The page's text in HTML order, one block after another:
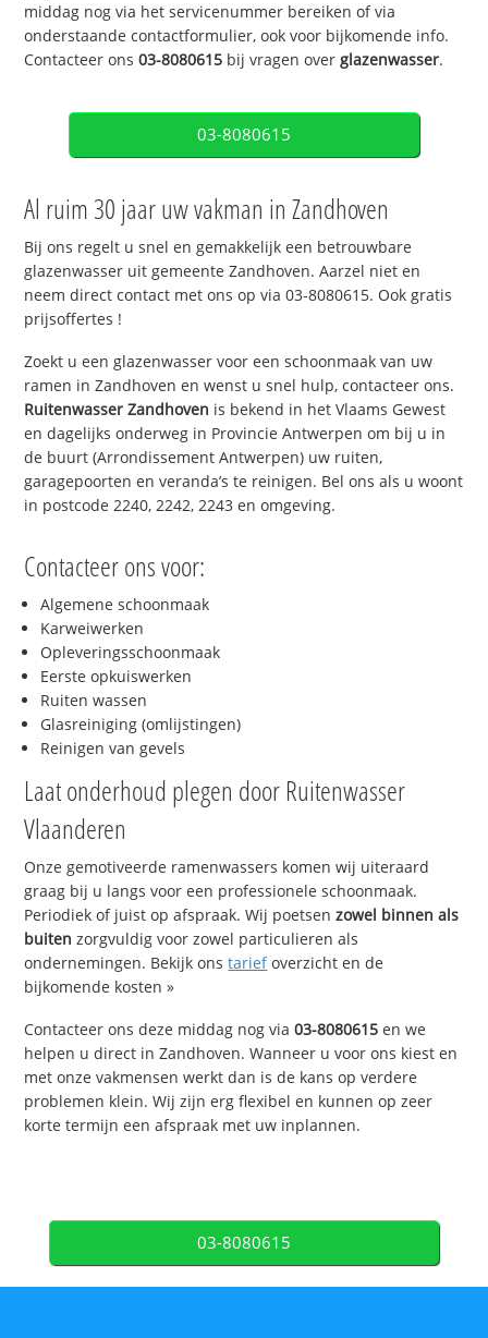
middag nog via het servicenummer bereiken of via
onderstaande contactformulier, ook voor bijkomende info.
Contacteer ons03-8080615 bij vragen overglazenwasser.
03-8080615
Al ruim 30 jaar uw vakman in Zandhoven
Bij ons regelt u snel en gemakkelijk een betrouwbare
glazenwasser uit gemeente Zandhoven. Aarzel niet en
neem direct contact met ons op via 03-8080615. Ook gratis
prijsoffertes !
Zoekt u een glazenwasser voor een schoonmaak van uw
ramen in Zandhoven en wenst u snel hulp, contacteer ons.
Ruitenwasser Zandhoven is bekend in het Vlaams Gewest
en dagelijks onderweg in Provincie Antwerpen om bij u in
de buurt (Arrondissement Antwerpen) uw ruiten,
garagepoorten en veranda’s te reinigen. Bel ons als u woont
in postcode 2240, 2242, 2243 en omgeving.
Contacteer ons voor:
Algemene schoonmaak
Karweiwerken
Opleveringsschoonmaak
Eerste opkuiswerken
Ruiten wassen
Glasreiniging (omlijstingen)
Reinigen van gevels
Laat onderhoud plegen door Ruitenwasser
Vlaanderen
Onze gemotiveerde ramenwassers komen wij uiteraard
graag bij u langs voor een professionele schoonmaak.
Periodiek of juist op afspraak. Wij poetsenzowel binnen als
buiten zorgvuldig voor zowel particulieren als
ondernemingen. Bekijk onstariefoverzicht en de
bijkomende kosten »
Contacteer ons deze middag nog via03-8080615 en we
helpen u direct in Zandhoven. Wanneer u voor ons kiest en
met onze vakmensen werkt dan is de kans op verdere
problemen klein. Wij zijn erg flexibel en kunnen op zeer
korte termijn een afspraak met uw inplannen.
03-8080615